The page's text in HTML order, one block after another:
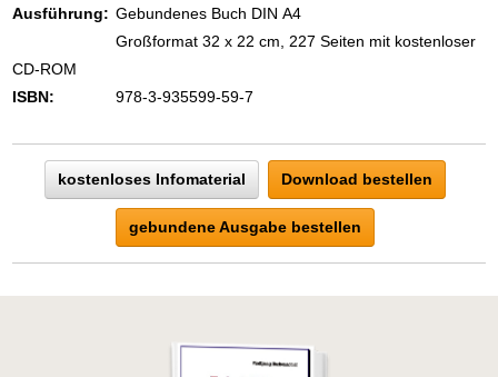
Zeigen Sie mit der Maus hierhin, um
Ausführung: Gebundenes Buch DIN A4
Großformat 32 x 22 cm, 227 Seiten mit kostenloser
CD-ROM
ISBN:
978-3-935599-59-7
kostenloses Infomaterial Download bestellen
gebundene Ausgabe bestellen